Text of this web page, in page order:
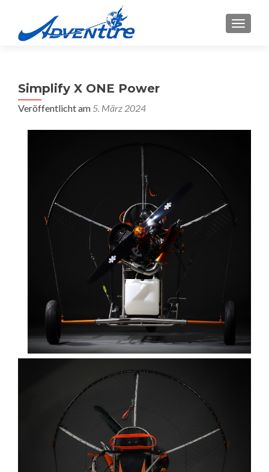
MENU
Simplify X ONE Power
Veröffentlicht am 5. März 2024